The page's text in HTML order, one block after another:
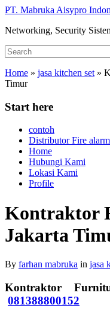
Skip
main
PT. Mabruka Aisypro
Networking, Security
Search
for:
Home » jasa kitchen set »
Timur
Start here
contoh
Distributor Fire alarm
Home
Hubungi Kami
Lokasi Kami
Profile
Kontraktor
Jakarta
By farhan mabruka in jasa
Kontraktor
081388800152